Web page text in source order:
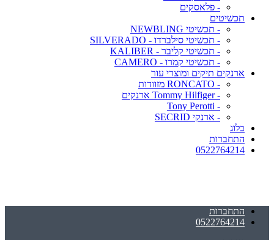
- פלאסקים
תכשיטים
- תכשיטי NEWBLING
- תכשיטי סילברדו - SILVERADO
- תכשיטי קליבר - KALIBER
- תכשיטי קמרו - CAMERO
ארנקים תיקים ומוצרי עור
- RONCATO מזוודות
- Tommy Hilfiger ארנקים
- Tony Perotti
- ארנקי SECRID
בלוג
התחברות
0522764214
התחברות
0522764214